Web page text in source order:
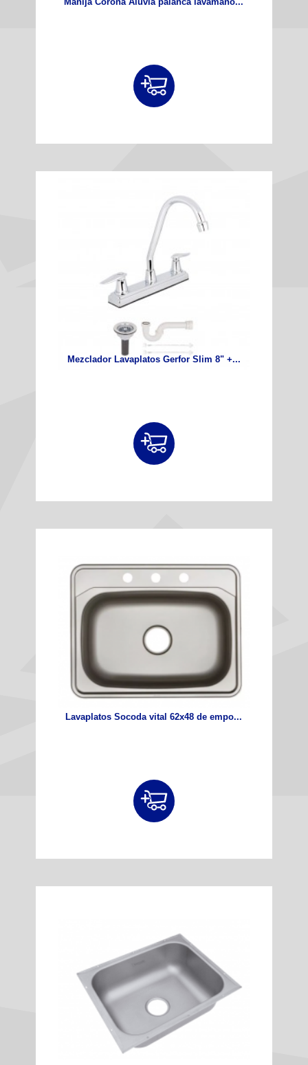
Mezclador Lavaplatos Gerfor Slim 8" +...
Lavaplatos Socoda vital 62x48 de empo...